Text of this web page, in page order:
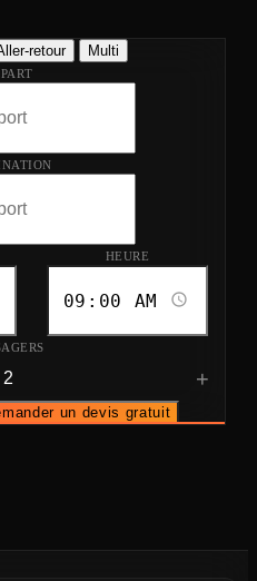
retour Multi
HEURE
+
un devis gratuit